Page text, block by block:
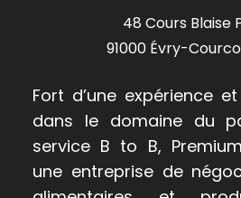
48 Cours Blaise
91000 Évry-
Fort d’une expérience
dans le domaine du
service B to B,
une entreprise de